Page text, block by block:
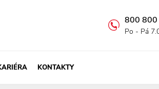
800
Po - Pá
KONTAKTY